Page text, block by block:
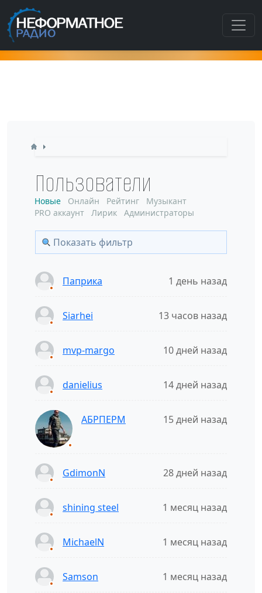
Как попасть в этот раздел???
Пользователи
Новые Онлайн Рейтинг
Музыкант
PRO аккаунт
Лирик Администраторы
Показать фильтр
Паприка 1 день назад
Siarhei 13 часов назад
mvp-margo 10 дней назад
danielius 14 дней назад
АБРПЕРМ 15 дней назад
GdimonN 28 дней назад
shining steel 1 месяц назад
MichaelN 1 месяц назад
Samson 1 месяц назад